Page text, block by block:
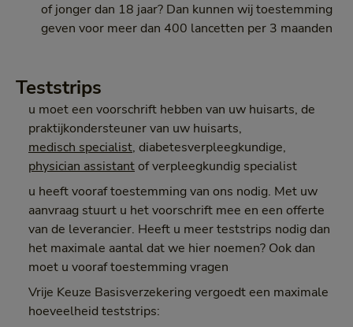
of jonger dan 18 jaar? Dan kunnen wij toestemming
geven voor meer dan 400 lancetten per 3 maanden
Teststrips
u moet een voorschrift hebben van uw huisarts, de
praktijkondersteuner van uw huisarts,
medisch specialist, diabetesverpleegkundige,
physician assistantof verpleegkundig specialist
u heeft vooraf toestemming van ons nodig. Met uw
aanvraag stuurt u het voorschrift mee en een offerte
van de leverancier. Heeft u meer teststrips nodig dan
het maximale aantal dat we hier noemen? Ook dan
moet u vooraf toestemming vragen
Vrije Keuze Basisverzekering vergoedt een maximale
hoeveelheid teststrips: